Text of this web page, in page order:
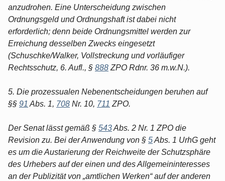
anzudrohen. Eine Unterscheidung zwischen
Ordnungsgeld und Ordnungshaft ist dabei nicht
erforderlich; denn beide Ordnungsmittel werden zur
Erreichung desselben Zwecks eingesetzt
(Schuschke/Walker, Vollstreckung und vorläufiger
Rechtsschutz, 6. Aufl., § 888 ZPO Rdnr. 36 m.w.N.).
5. Die prozessualen Nebenentscheidungen beruhen auf
§§ 91 Abs. 1, 708 Nr. 10, 711 ZPO.
Der Senat lässt gemäß § 543Abs. 2 Nr. 1 ZPO die
Revision zu. Bei der Anwendung von § 5Abs. 1 UrhG geht
es um die Austarierung der Reichweite der Schutzsphäre
des Urhebers auf der einen und des Allgemeininteresses
an der Publizität von „amtlichen Werken“ auf der anderen